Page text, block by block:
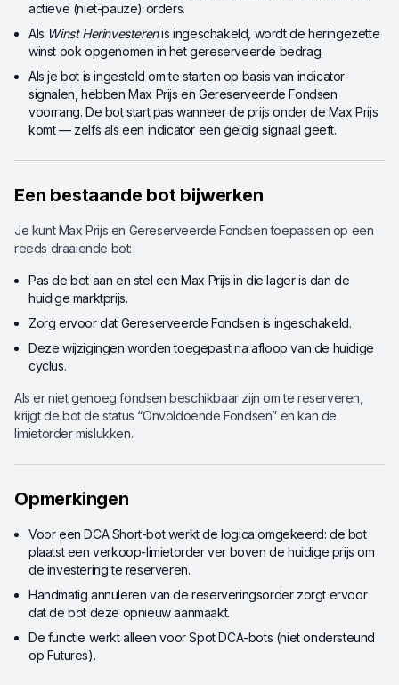
actieve (niet-pauze) orders.
Als Winst Herinvesterenis ingeschakeld, wordt de heringezette
winst ook opgenomen in het gereserveerde bedrag.
Als je bot is ingesteld om te starten op basis van indicator-
signalen, hebben Max Prijs en Gereserveerde Fondsen
voorrang. De bot start pas wanneer de prijs onder de Max Prijs
komt — zelfs als een indicator een geldig signaal geeft.
Een bestaande bot bijwerken
Je kunt Max Prijs en Gereserveerde Fondsen toepassen op een
reeds draaiende bot:
Pas de bot aan en stel een Max Prijs in die lager is dan de
huidige marktprijs.
Zorg ervoor dat Gereserveerde Fondsen is ingeschakeld.
Deze wijzigingen worden toegepast na afloop van de huidige
cyclus.
Als er niet genoeg fondsen beschikbaar zijn om te reserveren,
krijgt de bot de status “Onvoldoende Fondsen” en kan de
limietorder mislukken.
Opmerkingen
Voor een DCA Short-bot werkt de logica omgekeerd: de bot
plaatst een verkoop-limietorder ver boven de huidige prijs om
de investering te reserveren.
Handmatig annuleren van de reserveringsorder zorgt ervoor
dat de bot deze opnieuw aanmaakt.
De functie werkt alleen voor Spot DCA-bots (niet ondersteund
op Futures).